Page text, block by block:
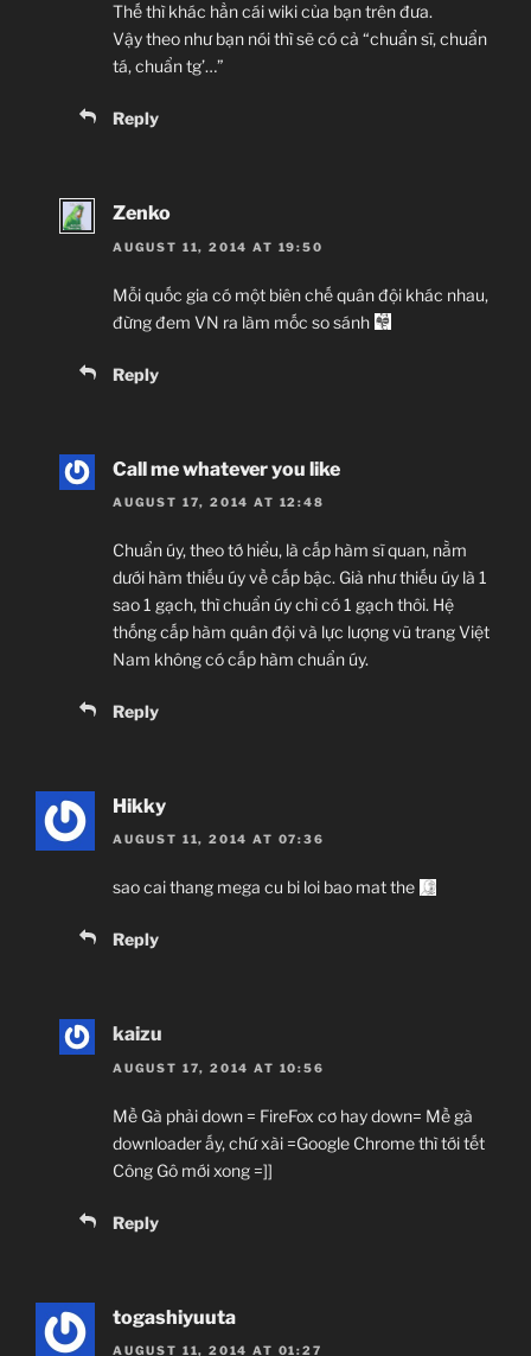
Thế thì khác hẳn cái wiki của bạn trên đưa.
Vậy theo như bạn nói thì sẽ có cả “chuẩn sĩ, chuẩn
tá, chuẩn tg’…”
Reply
Zenko
AUGUST 11, 2014 AT 19:50
Mỗi quốc gia có một biên chế quân đội khác nhau,
đừng đem VN ra làm mốc so sánh
Reply
Call me whatever you like
AUGUST 17, 2014 AT 12:48
Chuẩn úy, theo tớ hiểu, là cấp hàm sĩ quan, nằm
dưới hàm thiếu úy về cấp bậc. Giả như thiếu úy là 1
sao 1 gạch, thì chuẩn úy chỉ có 1 gạch thôi. Hệ
thống cấp hàm quân đội và lực lượng vũ trang Việt
Nam không có cấp hàm chuẩn úy.
Reply
Hikky
AUGUST 11, 2014 AT 07:36
sao cai thang mega cu bi loi bao mat the
Reply
kaizu
AUGUST 17, 2014 AT 10:56
Mề Gà phải down = FireFox cơ hay down= Mề gà
downloader ấy, chứ xài =Google Chrome thì tới tết
Công Gô mới xong =]]
Reply
togashiyuuta
AUGUST 11, 2014 AT 01:27